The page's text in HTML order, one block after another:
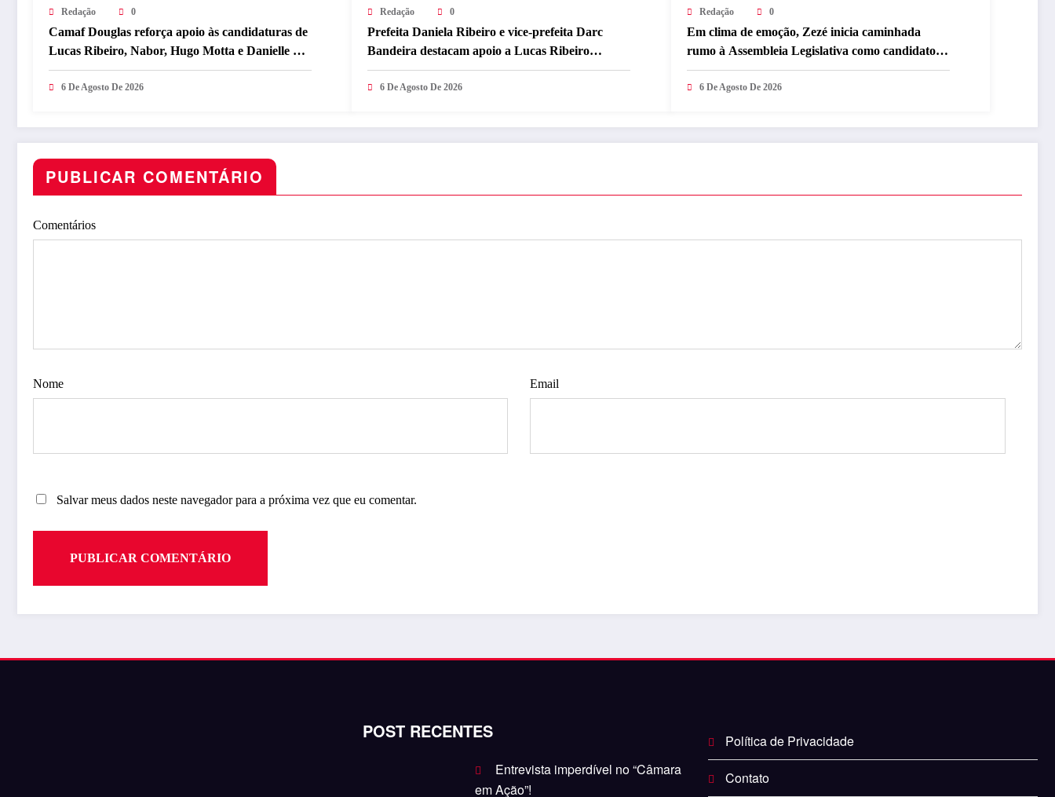
Redação 0
Camaf Douglas reforça apoio às candidaturas de
Lucas Ribeiro, Nabor, Hugo Motta e Danielle do
Vale durante convenção
6 De Agosto De 2026
Redação 0
Prefeita Daniela Ribeiro e vice-prefeita Darc
Bandeira destacam apoio a Lucas Ribeiro
durante convenção e afirmam confiança na
continuidade do trabalho na Paraíba
6 De Agosto De 2026
Redação 0
Em clima de emoção, Zezé inicia caminhada
rumo à Assembleia Legislativa como candidato a
deputado estadual
6 De Agosto De 2026
PUBLICAR COMENTÁRIO
Comentários
Nome Email
Salvar meus dados neste navegador para a próxima vez que eu comentar.
POST RECENTES
Entrevista imperdível no “Câmara
em Ação”!
Política de Privacidade
Contato